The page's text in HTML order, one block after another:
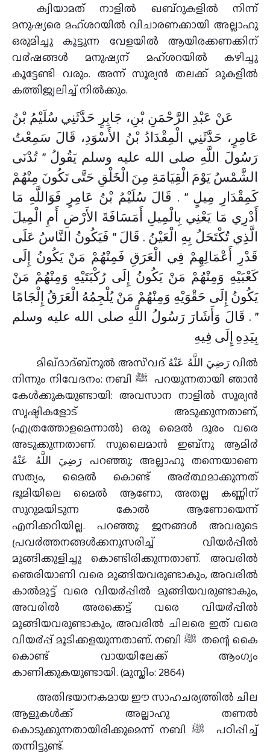
ക്വിയാമത് നാളില്‍ ഖബ്റുകളില്‍ നിന്ന്
മനുഷ്യരെ മഹ്ശറയില്‍ വിചാരണക്കായി അല്ലാഹു
ഒരുമിച്ചു കൂട്ടുന്ന വേളയിൽ ആയിരക്കണക്കിന്
വ൪ഷങ്ങള്‍ മനുഷ്യന് മഹ്ശറയില്‍ കഴിച്ചു
കൂട്ടേണ്ടി വരും. അന്ന് സൂര്യന്‍ തലക്ക് മുകളില്‍
കത്തിജ്വലിച്ച് നില്‍ക്കും.
عَنْ عَبْدِ الرَّحْمَنِ بْنِ، جَابِرٍ حَدَّثَنِي سُلَيْمُ بْنُ
عَامِرٍ، حَدَّثَنِي الْمِقْدَادُ بْنُ الأَسْوَدِ، قَالَ سَمِعْتُ
رَسُولَ اللَّهِ صلى الله عليه وسلم يَقُولُ ‏”‏ تُدْنَى
الشَّمْسُ يَوْمَ الْقِيَامَةِ مِنَ الْخَلْقِ حَتَّى تَكُونَ مِنْهُمْ
كَمِقْدَارِ مِيلٍ ‏”‏ ‏.‏ قَالَ سُلَيْمُ بْنُ عَامِرٍ فَوَاللَّهِ مَا
أَدْرِي مَا يَعْنِي بِالْمِيلِ أَمَسَافَةَ الأَرْضِ أَمِ الْمِيلَ
الَّذِي تُكْتَحَلُ بِهِ الْعَيْنُ ‏.‏ قَالَ ‏”‏ فَيَكُونُ النَّاسُ عَلَى
قَدْرِ أَعْمَالِهِمْ فِي الْعَرَقِ فَمِنْهُمْ مَنْ يَكُونُ إِلَى
كَعْبَيْهِ وَمِنْهُمْ مَنْ يَكُونُ إِلَى رُكْبَتَيْهِ وَمِنْهُمْ مَنْ
يَكُونُ إِلَى حَقْوَيْهِ وَمِنْهُمْ مَنْ يُلْجِمُهُ الْعَرَقُ إِلْجَامًا
‏”‏ ‏.‏ قَالَ وَأَشَارَ رَسُولُ اللَّهِ صلى الله عليه وسلم
بِيَدِهِ إِلَى فِيهِ
മിഖ്ദാദ്ബ്നുല്‍ അസ്’വദ് رَضِيَ اللَّهُ عَنْهُ വിൽ
നിന്നും നിവേദനം: നബി ﷺ പറയുന്നതായി ഞാന്‍
കേള്‍ക്കുകയുണ്ടായി: അവസാന നാളില്‍ സൂര്യന്‍
സൃഷ്ടികളോട് അടുക്കുന്നതാണ്,
(എത്രത്തോളമെന്നാല്‍) ഒരു മൈല്‍ ദൂരം വരെ
അടുക്കുന്നതാണ്. സുലൈമാന്‍ ഇബ്നു ആമി൪
رَضِيَ اللَّهُ عَنْهُ പറഞ്ഞു: അല്ലാഹു തന്നെയാണെ
സത്യം, മൈല്‍ കൊണ്ട് അ൪ത്ഥമാക്കുന്നത്
ഭൂമിയിലെ മൈല്‍ ആണോ, അതല്ല കണ്ണിന്
സുറുമയിടുന്ന കോല്‍ ആണോയെന്ന്
എനിക്കറിയില്ല. പറഞ്ഞു: ജനങ്ങള്‍ അവരുടെ
പ്രവ൪ത്തനങ്ങള്‍ക്കനുസരിച്ച് വിയര്‍പ്പില്‍
മുങ്ങിക്കുളിച്ചു കൊണ്ടിരിക്കുന്നതാണ്. അവരില്‍
ഞെരിയാണി വരെ മുങ്ങിയവരുണ്ടാകും, അവരില്‍
കാല്‍മുട്ട് വരെ വിയ൪പ്പില്‍ മുങ്ങിയവരുണ്ടാകും,
അവരില്‍ അരക്കെട്ട് വരെ വിയ൪പ്പില്‍
മുങ്ങിയവരുണ്ടാകും, അവരില്‍ ചിലരെ ഇത് വരെ
വിയ൪പ്പ് മൂടിക്കളയുന്നതാണ്. നബി ﷺ തന്റെ കൈ
കൊണ്ട് വായയിലേക്ക് ആംഗ്യം
കാണിക്കുകയുണ്ടായി. (മുസ്ലിം: 2864)
അതിഭയാനകമായ ഈ സാഹചര്യത്തില്‍ ചില
ആളുകള്‍ക്ക് അല്ലാഹു തണല്‍
കൊടുക്കുന്നതായിരിക്കുമെന്ന് നബി ﷺ പഠിപ്പിച്ച്
തന്നിട്ടുണ്ട്.